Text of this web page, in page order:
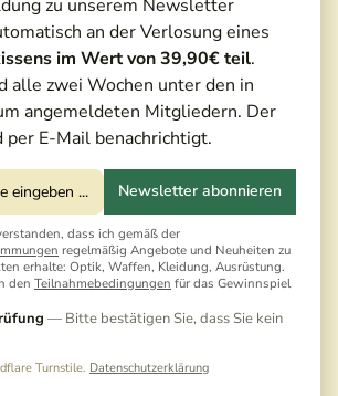
zu unserem Newsletter
an der Verlosung eines
im Wert von 39,90€ teil.
alle zwei Wochen unter den in
angemeldeten Mitgliedern. Der
E-Mail benachrichtigt.
Newsletter abonnieren
dass ich gemäß der
regelmäßig Angebote und Neuheiten zu
erhalte: Optik, Waffen, Kleidung, Ausrüstung.
den Teilnahmebedingungen für das Gewinnspiel
— Bitte bestätigen Sie, dass Sie kein
Turnstile. Datenschutzerklärung
70,00 €*(7,29% gespart)
zzgl. Versandkosten
5 (3 Bewertungen)